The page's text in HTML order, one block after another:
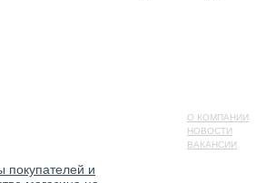
О КОМПАНИИ
НОВОСТИ
ВАКАНСИИ